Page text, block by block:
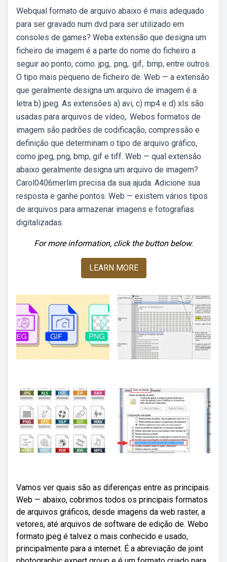
Webqual formato de arquivo abaixo é mais adequado
para ser gravado num dvd para ser utilizado em
consoles de games? Weba extensão que designa um
ficheiro de imagem é a parte do nome do ficheiro a
seguir ao ponto, como. jpg,. png,. gif,. bmp, entre outros.
O tipo mais pequeno de ficheiro de. Web — a extensão
que geralmente designa um arquivo de imagem é a
letra b) jpeg. As extensões a) avi, c) mp4 e d) xls são
usadas para arquivos de vídeo,. Webos formatos de
imagem são padrões de codificação, compressão e
definição que determinam o tipo de arquivo gráfico,
como jpeg, png, bmp, gif e tiff. Web — qual extensão
abaixo geralmente designa um arquivo de imagem?
Carol0406merlim precisa da sua ajuda. Adicione sua
resposta e ganhe pontos. Web — existem vários tipos
de arquivos para armazenar imagens e fotografias
digitalizadas.
For more information, click the button below.
LEARN MORE
Vamos ver quais são as diferenças entre as principais.
Web — abaixo, cobrimos todos os principais formatos
de arquivos gráficos, desde imagens da web raster, a
vetores, até arquivos de software de edição de. Webo
formato jpeg é talvez o mais conhecido e usado,
principalmente para a internet. É a abreviação de joint